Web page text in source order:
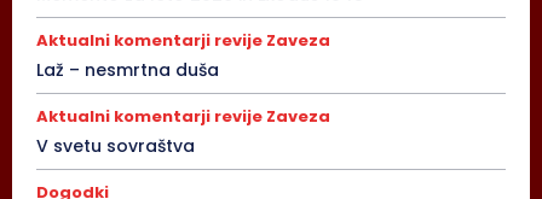
Aktualni komentarji revije Zaveza
Laž – nesmrtna duša
Aktualni komentarji revije Zaveza
V svetu sovraštva
Dogodki